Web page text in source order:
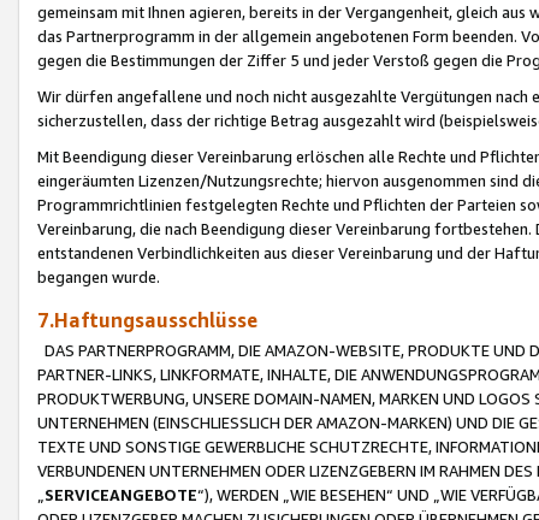
gemeinsam mit Ihnen agieren, bereits in der Vergangenheit, gleich
das Partnerprogramm in der allgemein angebotenen Form beenden.
gegen die Bestimmungen der Ziffer 5 und jeder Verstoß gegen die
Wir dürfen angefallene und noch nicht ausgezahlte Vergütungen
sicherzustellen, dass der richtige Betrag ausgezahlt wird
Mit Beendigung dieser Vereinbarung erlöschen alle Rechte und
eingeräumten Lizenzen/Nutzungsrechte; hiervon ausgenommen sind
Programmrichtlinien festgelegten Rechte und Pflichten der Parteien
Vereinbarung, die nach Beendigung dieser Vereinbarung
entstandenen Verbindlichkeiten aus dieser Vereinbarung und der
begangen wurde.
7.Haftungsausschlüsse
DAS PARTNERPROGRAMM, DIE AMAZON-WEBSITE, PRODUKTE UND
PARTNER-LINKS, LINKFORMATE, INHALTE, DIE
PRODUKTWERBUNG, UNSERE DOMAIN-NAMEN, MARKEN UND
UNTERNEHMEN (EINSCHLIESSLICH DER AMAZON-MARKEN) UND DIE
TEXTE UND SONSTIGE GEWERBLICHE SCHUTZRECHTE,
VERBUNDENEN UNTERNEHMEN ODER LIZENZGEBERN IM RAHMEN
SERVICEANGEBOTE“), WERDEN „WIE BESEHEN“ UND „WIE